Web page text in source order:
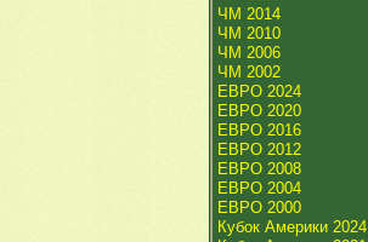
ЧМ 2014
ЧМ 2010
ЧМ 2006
ЧМ 2002
ЕВРО 2024
ЕВРО 2020
ЕВРО 2016
ЕВРО 2012
ЕВРО 2008
ЕВРО 2004
ЕВРО 2000
Кубок Америки 2024